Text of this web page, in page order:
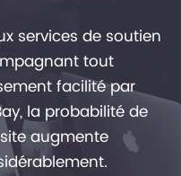
services de soutien
tout
facilité par
la probabilité de
augmente